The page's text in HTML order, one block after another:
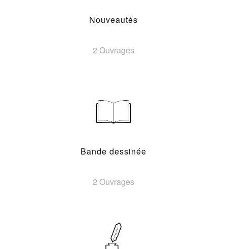
Nouveautés
2 Ouvrages
Bande dessinée
2 Ouvrages